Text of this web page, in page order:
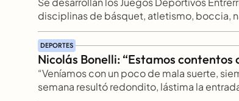
disciplinas de básquet, atletismo, boccia,
sentado. La final provincial se realizará del
Uruguay, instancia que permitirá
la etapa nacional en Mar del Plata durante
DEPORTES
Nicolás Bonelli: “Estamos
“Veníamos con un poco de mala suerte,
semana resultó redondito, lástima la